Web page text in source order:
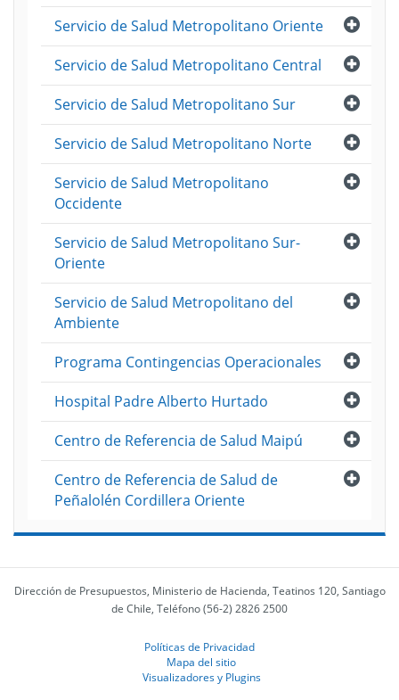
Abrir
Servicio de Salud Metropolitano Oriente
Abrir
Servicio de Salud Metropolitano Central
Abrir
Servicio de Salud Metropolitano Sur
Abrir
Servicio de Salud Metropolitano Norte
Abrir
Servicio de Salud Metropolitano
Occidente
Abrir
Servicio de Salud Metropolitano Sur-
Oriente
Abrir
Servicio de Salud Metropolitano del
Ambiente
Abrir
Programa Contingencias Operacionales
Abrir
Hospital Padre Alberto Hurtado
Abrir
Centro de Referencia de Salud Maipú
Abrir
Centro de Referencia de Salud de
Peñalolén Cordillera Oriente
Dirección de Presupuestos, Ministerio de Hacienda, Teatinos 120, Santiago
de Chile, Teléfono (56-2) 2826 2500
Políticas de Privacidad
Mapa del sitio
Visualizadores y Plugins